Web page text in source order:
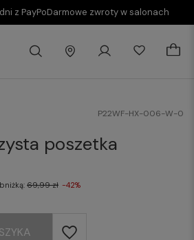
z PayPoDarmowe zwroty w salonach
P22WF-HX-006-W-0
poszetka
69,99 zł -42%